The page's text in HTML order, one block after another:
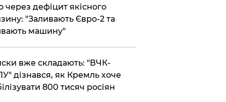
через дефіцит якісного
"Заливають Євро-2 та
машину"
вже складають: "ВЧК-
дізнався, як Кремль хоче
800 тисяч росіян